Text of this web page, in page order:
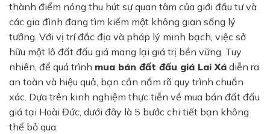
thành điểm nóng thu hút sự quan tâm của giới đầu tư và
các gia đình đang tìm kiếm một không gian sống lý
tưởng. Với vị trí đắc địa và pháp lý minh bạch, việc sở
hữu một lô đất đấu giá mang lại giá trị bền vững. Tuy
nhiên, để quá trình mua bán đất đấu giá Lai Xá diễn ra
an toàn và hiệu quả, bạn cần nắm rõ quy trình chuẩn
xác. Dựa trên kinh nghiệm thực tiễn về mua bán đất đấu
giá tại Hoài Đức, dưới đây là 5 bước chi tiết bạn không
thể bỏ qua.